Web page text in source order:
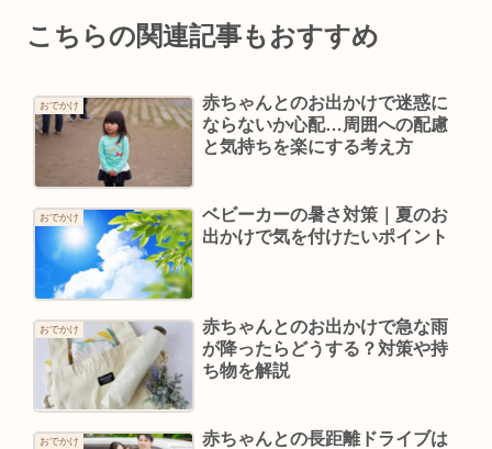
こちらの関連記事もおすすめ
おでかけ
赤ちゃんとのお出かけで迷惑に
ならないか心配…周囲への配慮
と気持ちを楽にする考え方
おでかけ
ベビーカーの暑さ対策｜夏のお
出かけで気を付けたいポイント
おでかけ
赤ちゃんとのお出かけで急な雨
が降ったらどうする？対策や持
ち物を解説
おでかけ
赤ちゃんとの長距離ドライブは